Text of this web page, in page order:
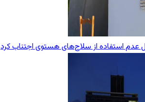
عدم استفاده از سلاح‌های هستوی اجتناب کرد